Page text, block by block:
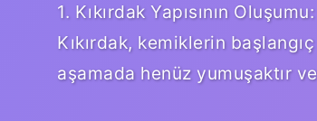
1. Kıkırdak Yapısının
Kıkırdak, kemiklerin
aşamada henüz yumuşaktır ve